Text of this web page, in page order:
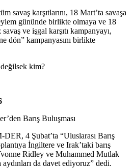
savaş karşıtlarını, 18 Mart’ta savaşa
gününde birlikte olmaya ve 18
ve işgal karşıtı kampanyayı,
dön” kampanyasını birlikte
kim?
Barış Buluşması
4 Şubat’ta “Uluslarası Barış
İngiltere ve Irak’taki barış
Ridley ve Muhammed Mutlak
da davet ediyoruz” dedi.